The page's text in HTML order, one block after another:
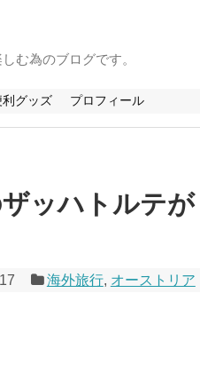
む為のブログです。
利グッズ プロフィール
ッハトルテが
海外旅行, オーストリア